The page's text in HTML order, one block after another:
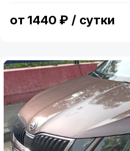
от 1440 ₽ / сутки